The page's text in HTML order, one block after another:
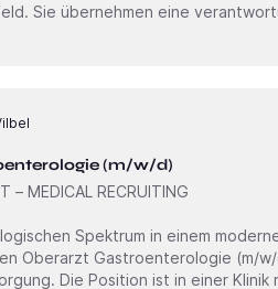
Sie übernehmen eine
(m/w/d)
– MEDICAL RECRUITING
Spektrum in einem
Die Position ist in einer